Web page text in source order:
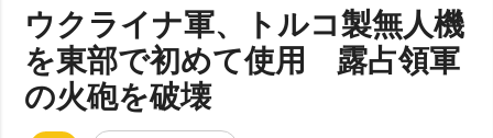
全てのトピック
戦争
ウクルインフォ
ウクライナ軍、トルコ製無人機
を東部で初めて使用 露占領軍
の火砲を破壊